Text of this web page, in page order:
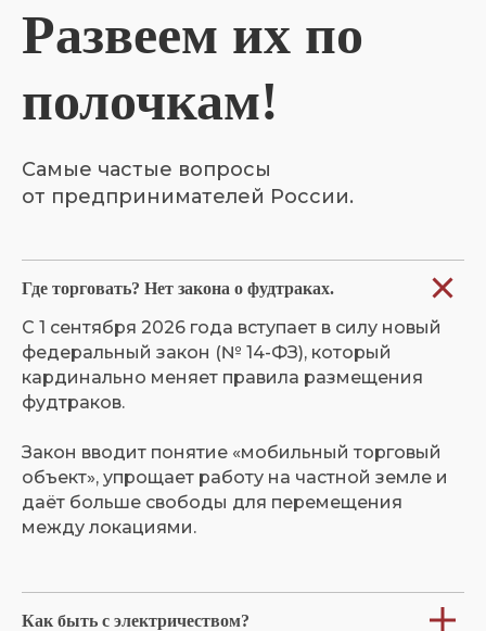
Развеем их по
полочкам!
Самые частые вопросы
от предпринимателей России.
Где торговать? Нет закона о фудтраках.
С 1 сентября 2026 года вступает в силу новый
федеральный закон (№ 14-ФЗ), который
кардинально меняет правила размещения
фудтраков.
Закон вводит понятие «мобильный торговый
объект», упрощает работу на частной земле и
даёт больше свободы для перемещения
между локациями.
Как быть с электричеством?